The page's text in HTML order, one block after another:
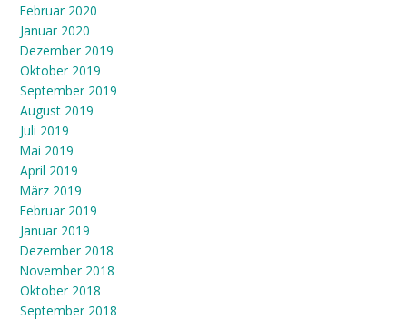
Februar 2020
Januar 2020
Dezember 2019
Oktober 2019
September 2019
August 2019
Juli 2019
Mai 2019
April 2019
März 2019
Februar 2019
Januar 2019
Dezember 2018
November 2018
Oktober 2018
September 2018